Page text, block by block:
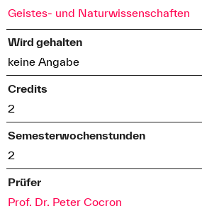
Geistes- und Naturwissenschaften
Wird gehalten
keine Angabe
Credits
2
Semesterwochenstunden
2
Prüfer
Prof. Dr. Peter Cocron